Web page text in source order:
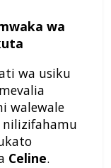
wa
wa usiku
walewale
Celine.